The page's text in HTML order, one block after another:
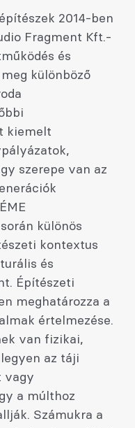
2014-ben
Fragment Kft.-
és
különböző
kiemelt
szerepe van az
különös
kontextus
és
Építészeti
meghatározza a
értelmezése.
van fizikai,
az táji
vagy
a múlthoz
Számukra a